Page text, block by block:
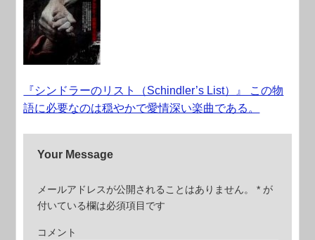
『シンドラーのリスト（Schindler’s List）』 この物
語に必要なのは穏やかで愛情深い楽曲である。
Your Message
メールアドレスが公開されることはありません。 * が
付いている欄は必須項目です
コメント